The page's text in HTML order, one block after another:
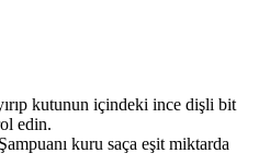
kutunun içindeki ince dişli bit
edin.
kuru saça eşit miktarda